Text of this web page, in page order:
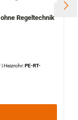
Regeltechnik
|Heizrohr:PE-RT-